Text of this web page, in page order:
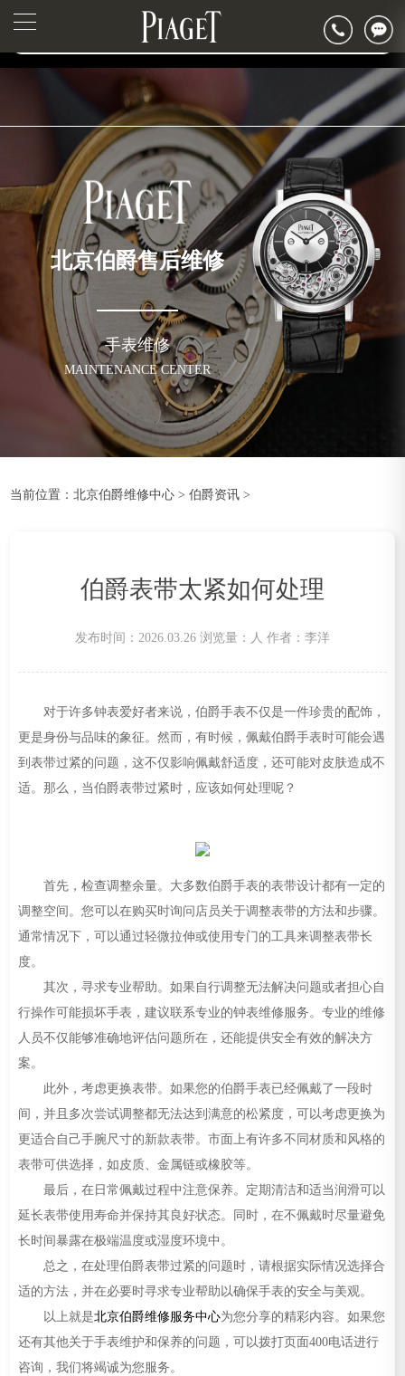
▲
▼
2026年6月伯爵北京市售后服务网络优化升级公告
2026年6月北京市伯爵官方售后客户服务热线：400-882-0752
2026年6月伯爵售后服务中心最新网点地址：
北京市东城区东长安街1号东方广场写字楼W3座6层602室（需提前预约）
北京市朝阳区建国门外大街甲6号华熙国际中心写字楼D座11层1102室（需提前预约）
北京市朝阳区建国门外大街甲6号华熙国际中心D座11层1102室伯爵售后服务中心（需提前预约）
节假日正常营业！
北京伯爵售后维修
手表维修
MAINTENANCE CENTER
当前位置：北京伯爵维修中心 >伯爵资讯 >
伯爵表带太紧如何处理
发布时间：2026.03.26 浏览量： 人 作者：李洋
对于许多钟表爱好者来说，伯爵手表不仅是一件珍贵的配饰，
更是身份与品味的象征。然而，有时候，佩戴伯爵手表时可能会遇
到表带过紧的问题，这不仅影响佩戴舒适度，还可能对皮肤造成不
适。那么，当伯爵表带过紧时，应该如何处理呢？
首先，检查调整余量。大多数伯爵手表的表带设计都有一定的
调整空间。您可以在购买时询问店员关于调整表带的方法和步骤。
通常情况下，可以通过轻微拉伸或使用专门的工具来调整表带长
度。
其次，寻求专业帮助。如果自行调整无法解决问题或者担心自
行操作可能损坏手表，建议联系专业的钟表维修服务。专业的维修
人员不仅能够准确地评估问题所在，还能提供安全有效的解决方
案。
此外，考虑更换表带。如果您的伯爵手表已经佩戴了一段时
间，并且多次尝试调整都无法达到满意的松紧度，可以考虑更换为
更适合自己手腕尺寸的新款表带。市面上有许多不同材质和风格的
表带可供选择，如皮质、金属链或橡胶等。
最后，在日常佩戴过程中注意保养。定期清洁和适当润滑可以
延长表带使用寿命并保持其良好状态。同时，在不佩戴时尽量避免
长时间暴露在极端温度或湿度环境中。
总之，在处理伯爵表带过紧的问题时，请根据实际情况选择合
适的方法，并在必要时寻求专业帮助以确保手表的安全与美观。
以上就是北京伯爵维修服务中心为您分享的精彩内容。如果您
还有其他关于手表维护和保养的问题，可以拨打页面400电话进行
咨询，我们将竭诚为您服务。